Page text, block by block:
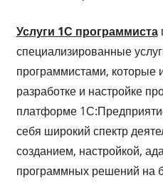
Услуги 1С программиста
специализированные
программистами, которые
разработке и настройке
платформе
себя широкий спектр
созданием, настройкой,
программных решений на